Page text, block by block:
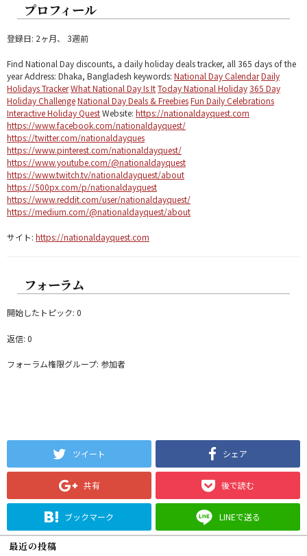
プロフィール
登録日: 2ヶ月、 3週前
Find National Day discounts, a daily holiday deals tracker, all 365 days of the
year Address: Dhaka, Bangladesh keywords: National Day CalendarDaily
Holidays TrackerWhat National Day Is ItToday National Holiday365 Day
Holiday ChallengeNational Day Deals & FreebiesFun Daily Celebrations
Interactive Holiday QuestWebsite: https://nationaldayquest.com
https://www.facebook.com/nationaldayquest/
https://twitter.com/nationaldayques
https://www.pinterest.com/nationaldayquest/
https://www.youtube.com/@nationaldayquest
https://www.twitch.tv/nationaldayquest/about
https://500px.com/p/nationaldayquest
https://www.reddit.com/user/nationaldayquest/
https://medium.com/@nationaldayquest/about
サイト: https://nationaldayquest.com
フォーラム
開始したトピック: 0
返信: 0
フォーラム権限グループ: 参加者
ツイート シェア
共有 後で読む
ブックマーク LINEで送る
最近の投稿